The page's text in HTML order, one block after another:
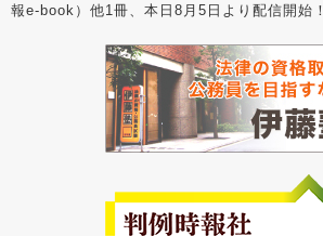
報e-book）他1冊、本日8月5日より配信開始！